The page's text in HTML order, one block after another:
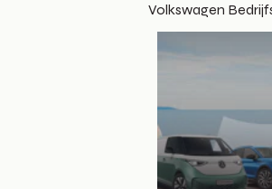
Volkswagen